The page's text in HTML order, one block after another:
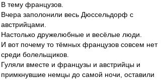
В тему французов.
Вчера заполонили весь Дюссельдорф с
австрийцами.
Настолько дружелюбные и весёлые люди.
И вот почему то тёмных французов совсем нет
среди болельщиков.
Гуляли вместе и французы и австрийцы и
примкнувшие немцы до самой ночи, оставили